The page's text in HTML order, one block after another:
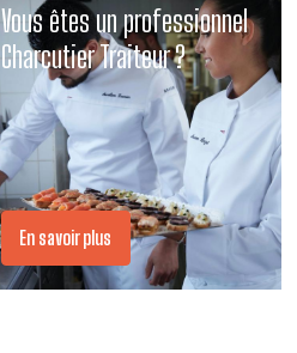
Vous êtes un professionnel
Charcutier Traiteur ?
En savoir plus